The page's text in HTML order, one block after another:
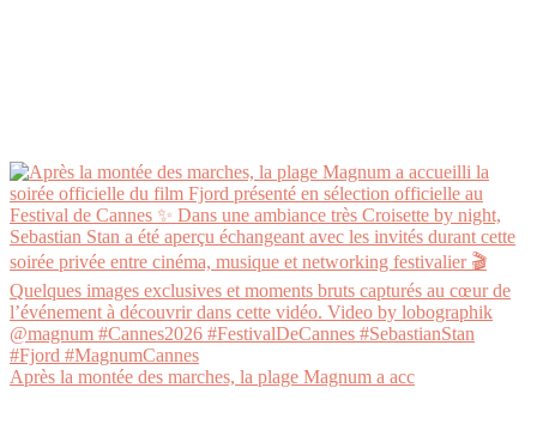
Après la montée des marches, la plage Magnum a acc